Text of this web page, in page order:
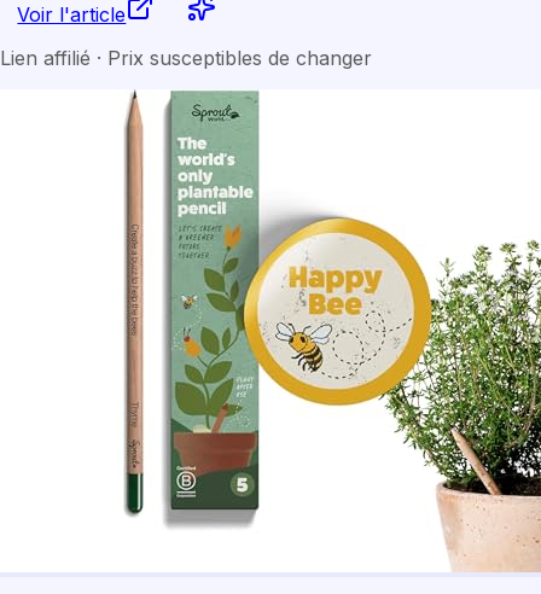
Voir l'article
Lien affilié · Prix susceptibles de changer